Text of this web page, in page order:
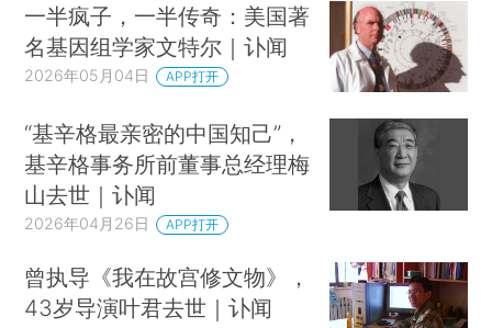
一半疯子，一半传奇：美国著
名基因组学家文特尔｜讣闻
2026年05月04日 APP打开
“基辛格最亲密的中国知己”，
基辛格事务所前董事总经理梅
山去世｜讣闻
2026年04月26日 APP打开
曾执导《我在故宫修文物》，
43岁导演叶君去世｜讣闻